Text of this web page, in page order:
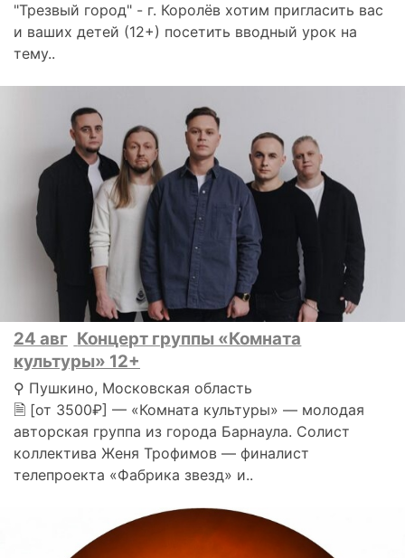
"Трезвый город" - г. Королёв хотим пригласить вас
и ваших детей (12+) посетить вводный урок на
тему..
24 авг Концерт группы «Комната
культуры» 12+
⚲ Пушкино, Московская область
🗎 [от 3500₽] — «Комната культуры» — молодая
авторская группа из города Барнаула. Солист
коллектива Женя Трофимов — финалист
телепроекта «Фабрика звезд» и..